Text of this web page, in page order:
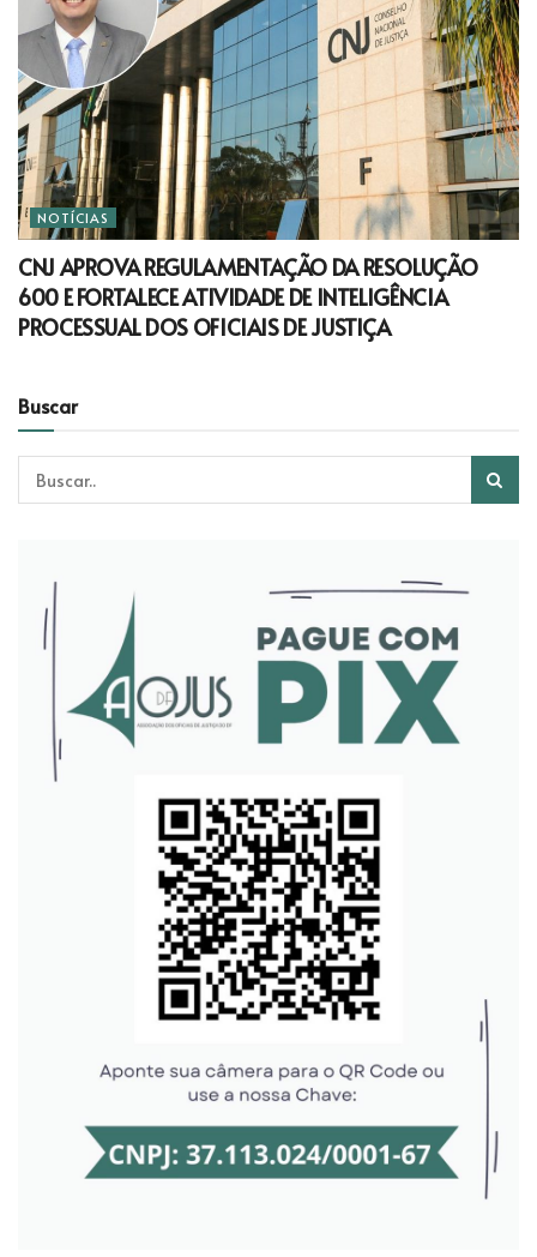
NOTÍCIAS
CNJ APROVA REGULAMENTAÇÃO DA RESOLUÇÃO
600 E FORTALECE ATIVIDADE DE INTELIGÊNCIA
PROCESSUAL DOS OFICIAIS DE JUSTIÇA
Buscar